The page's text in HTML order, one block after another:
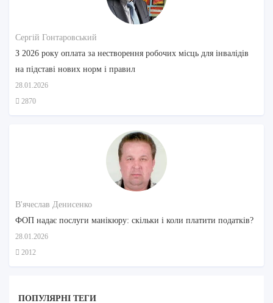
ПОПУЛЯРНI ТЕГИ
Сергій Гонтаровський
З 2026 року оплата за нестворення робочих місць для інвалідів
на підставі нових норм і правил
28.01.2026
2870
В'ячеслав Денисенко
ФОП надає послуги манікюру: скільки і коли платити податків?
28.01.2026
2012